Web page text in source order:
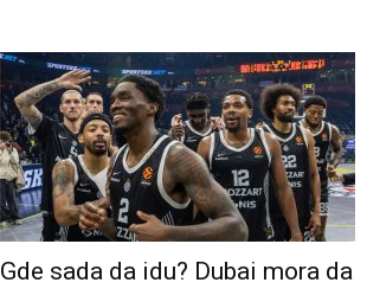
Gde sada da idu? Dubai mora da